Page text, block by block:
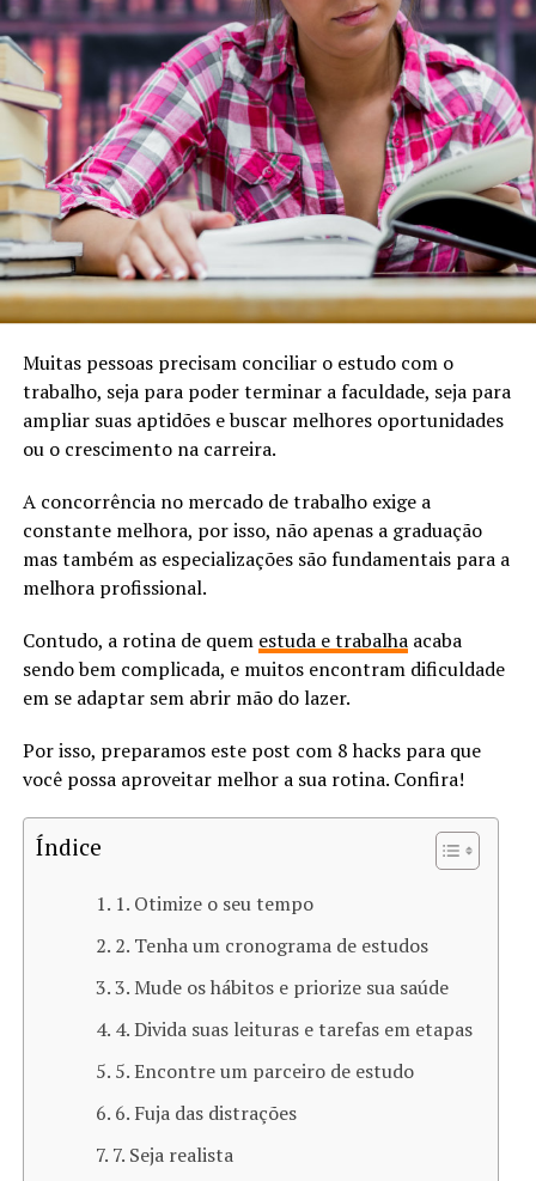
Muitas pessoas precisam conciliar o estudo com o
trabalho, seja para poder terminar a faculdade, seja para
ampliar suas aptidões e buscar melhores oportunidades
ou o crescimento na carreira.
A concorrência no mercado de trabalho exige a
constante melhora, por isso, não apenas a graduação
mas também as especializações são fundamentais para a
melhora profissional.
Contudo, a rotina de quem estuda e trabalhaacaba
sendo bem complicada, e muitos encontram dificuldade
em se adaptar sem abrir mão do lazer.
Por isso, preparamos este post com 8 hacks para que
você possa aproveitar melhor a sua rotina. Confira!
Índice
1. Otimize o seu tempo
2. Tenha um cronograma de estudos
3. Mude os hábitos e priorize sua saúde
4. Divida suas leituras e tarefas em etapas
5. Encontre um parceiro de estudo
6. Fuja das distrações
7. Seja realista